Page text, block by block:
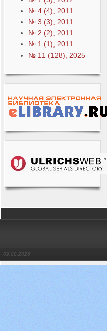
№ 4 (4), 2011
№ 3 (3), 2011
№ 2 (2), 2011
№ 1 (1), 2011
№ 11 (128), 2025
09.08.2026